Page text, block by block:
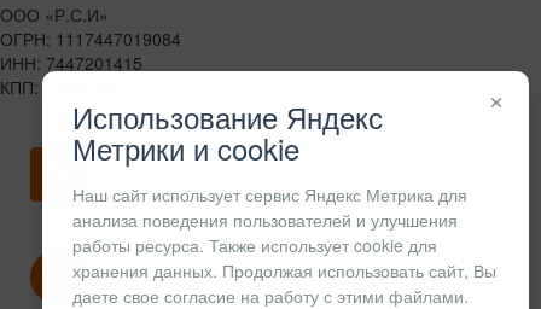
ООО «Р.С.И»
ОГРН: 1117447019084
ИНН: 7447201415
КПП: 744701001
Скачать карточку предприятия
Политика конфиденциальности
×
Использование Яндекс
Метрики и cookie
Наш сайт использует сервис Яндекс Метрика для
анализа поведения пользователей и улучшения
работы ресурса. Также использует cookie для
хранения данных. Продолжая использовать сайт, Вы
даете свое согласие на работу с этими файлами.